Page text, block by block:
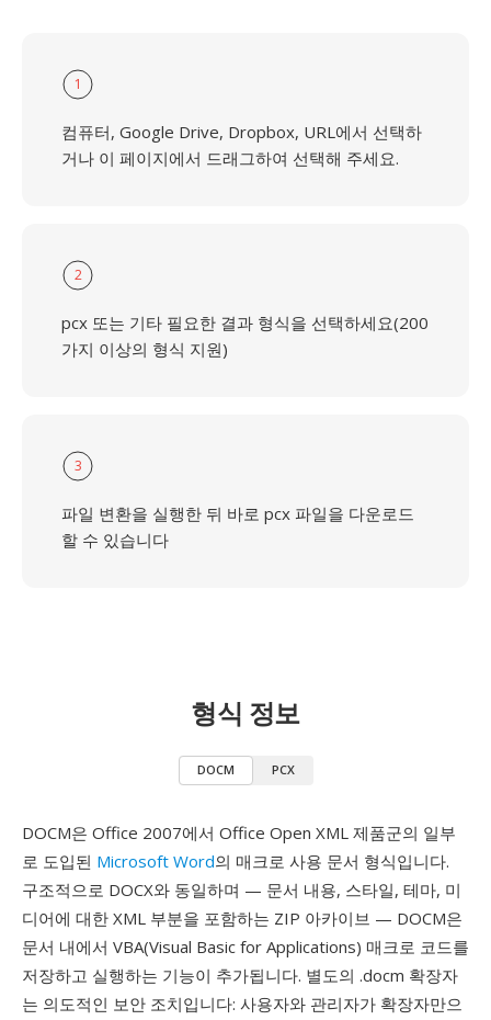
1
컴퓨터, Google Drive, Dropbox, URL에서 선택하
거나 이 페이지에서 드래그하여 선택해 주세요.
2
pcx 또는 기타 필요한 결과 형식을 선택하세요(200
가지 이상의 형식 지원)
3
파일 변환을 실행한 뒤 바로 pcx 파일을 다운로드
할 수 있습니다
형식 정보
DOCM PCX
DOCM은 Office 2007에서 Office Open XML 제품군의 일부
로 도입된 Microsoft Word의 매크로 사용 문서 형식입니다.
구조적으로 DOCX와 동일하며 — 문서 내용, 스타일, 테마, 미
디어에 대한 XML 부분을 포함하는 ZIP 아카이브 — DOCM은
문서 내에서 VBA(Visual Basic for Applications) 매크로 코드를
저장하고 실행하는 기능이 추가됩니다. 별도의 .docm 확장자
는 의도적인 보안 조치입니다: 사용자와 관리자가 확장자만으